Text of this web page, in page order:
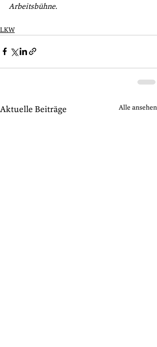
Arbeitsbühne.
LKW
Aktuelle Beiträge Alle ansehen